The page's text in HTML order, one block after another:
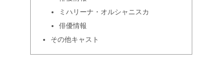
ミハリーナ・オルシャニスカ
俳優情報
その他キャスト